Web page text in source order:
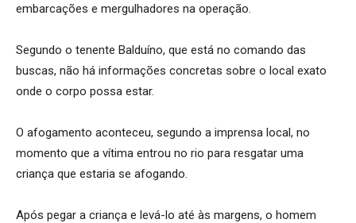
embarcações e mergulhadores na operação.
Segundo o tenente Balduíno, que está no comando das
buscas, não há informações concretas sobre o local exato
onde o corpo possa estar.
O afogamento aconteceu, segundo a imprensa local, no
momento que a vítima entrou no rio para resgatar uma
criança que estaria se afogando.
Após pegar a criança e levá-lo até às margens, o homem